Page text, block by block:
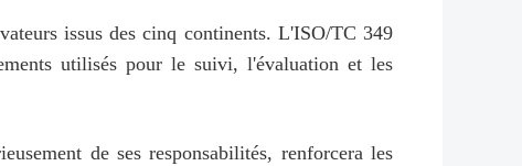
issus des cinq continents. L'ISO/TC 349
utilisés pour le suivi, l'évaluation et les
de ses responsabilités, renforcera les